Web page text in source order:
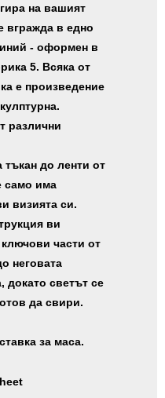
на вашият
вгражда в едно
- оформен в
5. Всяка от
е произведение
различни
тъкан до ленти от
само има
визията си.
ви
части от
неговата
докато светът се
да свири.
за маса.